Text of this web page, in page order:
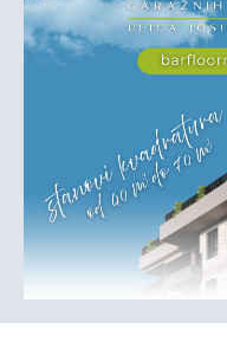
Sport
Crna
kronika
Politika